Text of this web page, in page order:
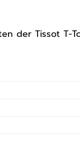
der Tissot T-